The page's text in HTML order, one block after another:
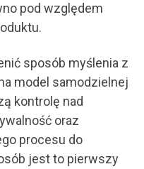
pod względem
sposób myślenia z
model samodzielnej
kontrolę nad
oraz
procesu do
jest to pierwszy